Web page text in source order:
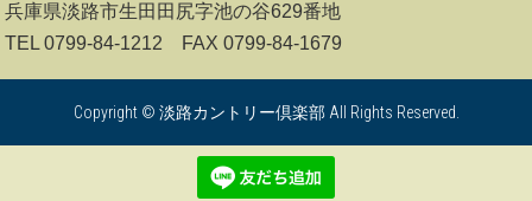
兵庫県淡路市生田田尻字池の谷629番地
TEL 0799-84-1212 FAX 0799-84-1679
Copyright © 淡路カントリー倶楽部 All Rights Reserved.